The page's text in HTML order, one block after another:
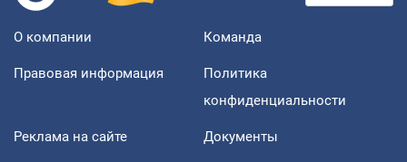
О компании Команда
Правовая информация
Политика
конфиденциальности
Реклама на сайте Документы